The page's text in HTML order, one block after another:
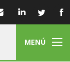
MENÚ